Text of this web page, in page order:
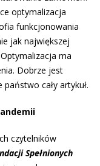
optymalizacja
funkcjonowania
jak największej
ma
Dobrze jest
cały artykuł.
czytelników
Spełnionych